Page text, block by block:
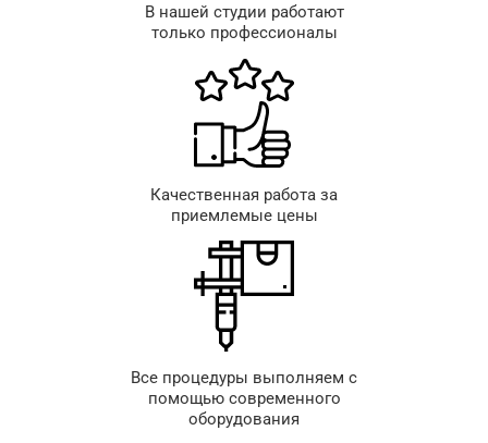
В нашей студии работают
только профессионалы
Качественная работа за
приемлемые цены
Все процедуры выполняем с
помощью современного
оборудования